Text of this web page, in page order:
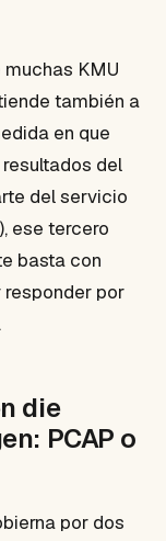
KMU
también a
en que
del
del servicio
ese tercero
basta con
por
die
PCAP o
por dos